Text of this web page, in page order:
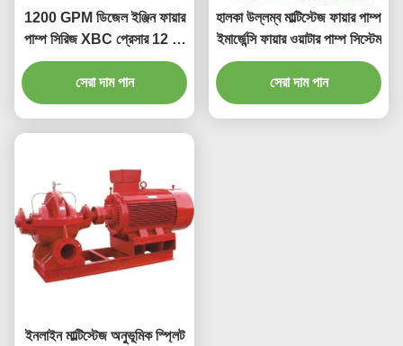
1200 GPM ডিজেল ইঞ্জিন ফায়ার
পাম্প সিরিজ XBC প্রেসার 12 বার
স্বয়ংক্রিয়
সেরা দাম পান
হালকা উল্লম্ব মাল্টিস্টেজ ফায়ার পাম্প
ইমার্জেন্সি ফায়ার ওয়াটার পাম্প সিস্টেম
সেরা দাম পান
ইনলাইন মাল্টিস্টেজ অনুভূমিক স্প্লিট